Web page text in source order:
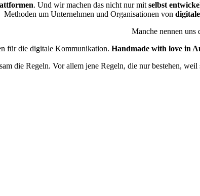
. Und wir machen das nicht nur mit selbst
Methoden um Unternehmen und Organisationen von
Manche nennen uns
für die digitale Kommunikation. Handmade with love in
die Regeln. Vor allem jene Regeln, die nur bestehen,